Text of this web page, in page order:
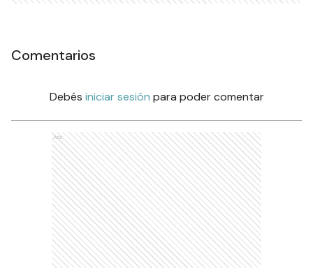
Comentarios
Debés iniciar sesión para poder comentar
Ads